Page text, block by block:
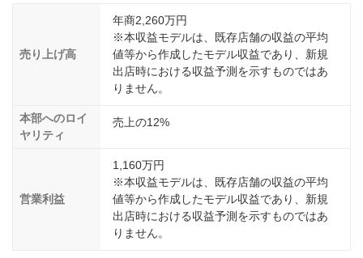
売り上げ高
年商2,260万円
※本収益モデルは、既存店舗の収益の平均
値等から作成したモデル収益であり、新規
出店時における収益予測を示すものではあ
りません。
本部へのロイ
ヤリティ
売上の12%
営業利益
1,160万円
※本収益モデルは、既存店舗の収益の平均
値等から作成したモデル収益であり、新規
出店時における収益予測を示すものではあ
りません。